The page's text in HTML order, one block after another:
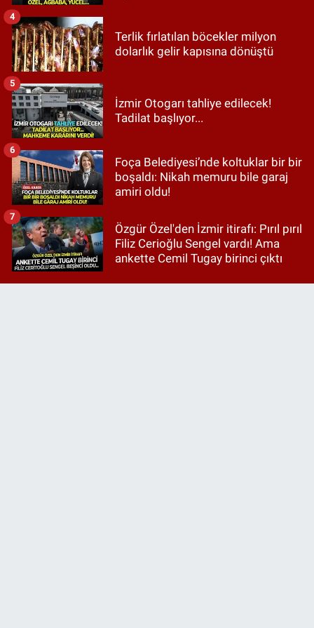
Terlik fırlatılan böcekler milyon
dolarlık gelir kapısına dönüştü
4
İzmir Otogarı tahliye edilecek!
Tadilat başlıyor...
5
Foça Belediyesi’nde koltuklar bir bir
boşaldı: Nikah memuru bile garaj
amiri oldu!
6
Özgür Özel'den İzmir itirafı: Pırıl pırıl
Filiz Cerioğlu Sengel vardı! Ama
ankette Cemil Tugay birinci çıktı
7